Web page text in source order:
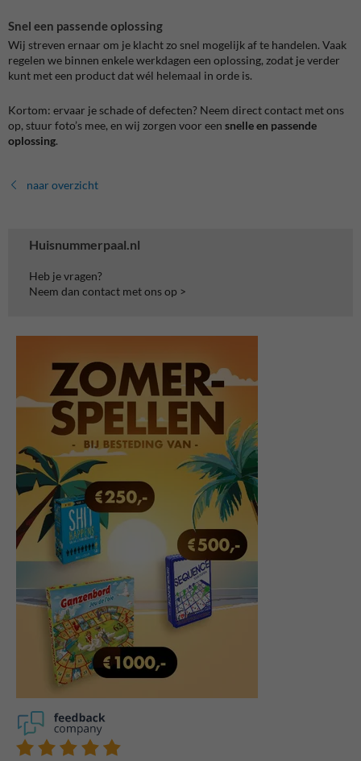
Huisnummerpaal.nl
Heb je vragen?
Neem dan contact met ons op >
Snel een passende oplossing
Wij streven ernaar om je klacht zo snel mogelijk af te handelen. Vaak
regelen we binnen enkele werkdagen een oplossing, zodat je verder
kunt met een product dat wél helemaal in orde is.
Kortom: ervaar je schade of defecten? Neem direct contact met ons
op, stuur foto’s mee, en wij zorgen voor een snelle en passende
oplossing.
naar overzicht